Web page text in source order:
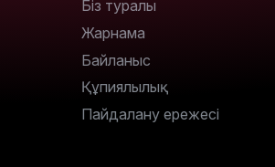
Біз туралы
Жарнама
Байланыс
Құпиялылық
Пайдалану ережесі